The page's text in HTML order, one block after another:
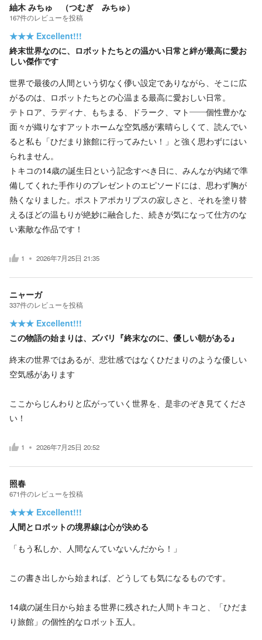
紬木 みちゅ （つむぎ みちゅ）
167件のレビューを投稿
★★★ Excellent!!!
終末世界なのに、ロボットたちとの温かい日常と絆が最高に愛お
しい傑作です
世界で最後の人間という切なく儚い設定でありながら、そこに広
がるのは、ロボットたちとの心温まる最高に愛おしい日常。
テトロア、ラディナ、もちまる、ドラーク、マト――個性豊かな
面々が織りなすアットホームな空気感が素晴らしくて、読んでい
ると私も「ひだまり旅館に行ってみたい！」と強く思わずにはい
られません。
トキコの14歳の誕生日という記念すべき日に、みんなが内緒で準
備してくれた手作りのプレゼントのエピソードには、思わず胸が
熱くなりました。ポストアポカリプスの寂しさと、それを塗り替
えるほどの温もりが絶妙に融合した、続きが気になって仕方のな
い素敵な作品です！
1 2026年7月25日 21:35
ニャーガ
337件のレビューを投稿
★★★ Excellent!!!
この物語の始まりは、ズバリ『終末なのに、優しい朝がある』
終末の世界ではあるが、悲壮感ではなくひだまりのような優しい
空気感があります
ここからじんわりと広がっていく世界を、是非のぞき見てくださ
い！
1 2026年7月25日 20:52
照春
671件のレビューを投稿
★★★ Excellent!!!
人間とロボットの境界線は心が決める
「もう私しか、人間なんていないんだから！」
この書き出しから始まれば、どうしても気になるものです。
14歳の誕生日から始まる世界に残された人間トキコと、「ひだま
り旅館」の個性的なロボット五人。